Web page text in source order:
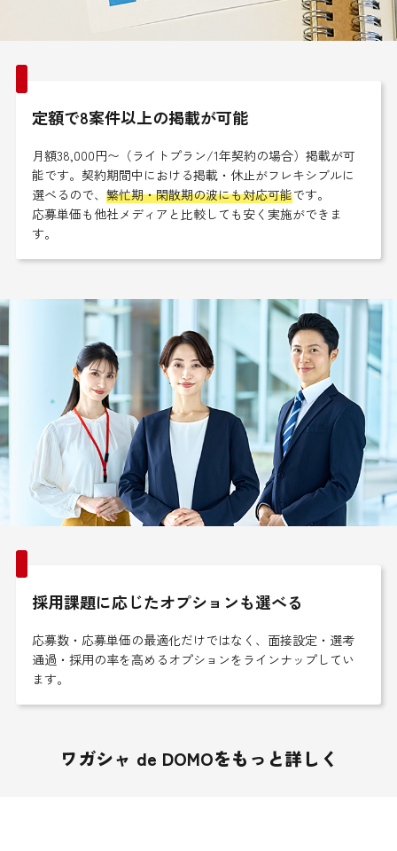
定額で8案件以上の掲載が可能
月額38,000円〜（ライトプラン/1年契約の場合）掲載が可
能です。契約期間中における掲載・休止がフレキシブルに
選べるので、 繁忙期・閑散期の波にも対応可能です。
応募単価も他社メディアと比較しても安く実施ができま
す。
採用課題に応じたオプションも選べる
応募数・応募単価の最適化だけではなく、面接設定・選考
通過・採用の率を高めるオプションをラインナップしてい
ます。
ワガシャ de DOMOをもっと詳しく